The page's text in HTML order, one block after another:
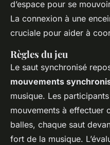
d’espace pour se
La connexion à une
cruciale pour aider à
Règles du jeu
Le saut synchronisé
mouvements
musique. Les
mouvements à effectuer
balles, chaque saut
fort de la musique.